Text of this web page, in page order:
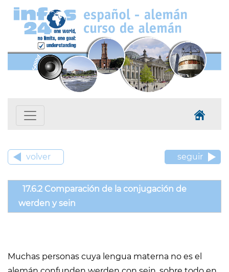
volver seguir
17.6.2 Comparación de la conjugación de
werden y sein
Muchas personas cuya lengua materna no es el